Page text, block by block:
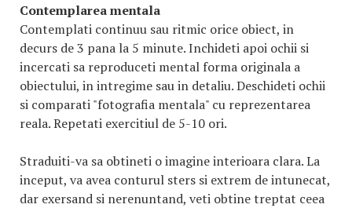
Contemplarea mentala
Contemplati continuu sau ritmic orice obiect, in
decurs de 3 pana la 5 minute. Inchideti apoi ochii si
incercati sa reproduceti mental forma originala a
obiectului, in intregime sau in detaliu. Deschideti ochii
si comparati "fotografia mentala" cu reprezentarea
reala. Repetati exercitiul de 5-10 ori.
Straduiti-va sa obtineti o imagine interioara clara. La
inceput, va avea conturul sters si extrem de intunecat,
dar exersand si nerenuntand, veti obtine treptat ceea